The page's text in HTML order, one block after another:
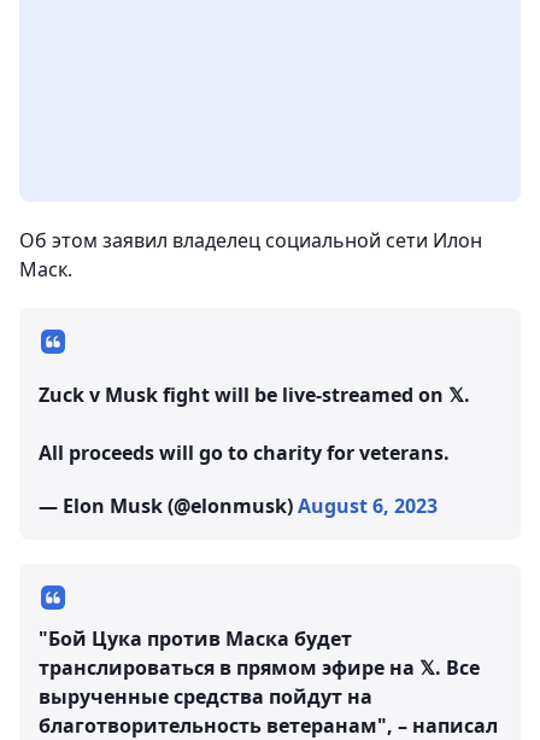
Об этом заявил владелец социальной сети Илон
Маск.
Zuck v Musk fight will be live-streamed on 𝕏.
All proceeds will go to charity for veterans.
— Elon Musk (@elonmusk)August 6, 2023
"Бой Цука против Маска будет
транслироваться в прямом эфире на 𝕏. Все
вырученные средства пойдут на
благотворительность ветеранам", – написал